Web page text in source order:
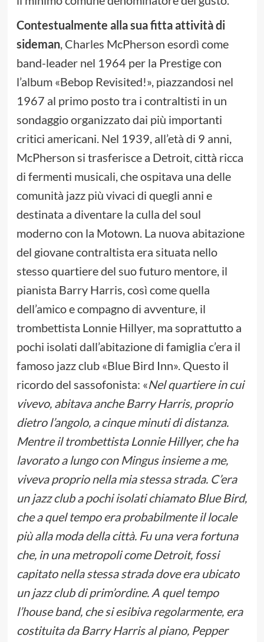
Contestualmente alla sua fitta attività di
sideman, Charles McPherson esordì come
band-leader nel 1964 per la Prestige con
l’album «Bebop Revisited!», piazzandosi nel
1967 al primo posto tra i contraltisti in un
sondaggio organizzato dai più importanti
critici americani. Nel 1939, all’età di 9 anni,
McPherson si trasferisce a Detroit, città ricca
di fermenti musicali, che ospitava una delle
comunità jazz più vivaci di quegli anni e
destinata a diventare la culla del soul
moderno con la Motown. La nuova abitazione
del giovane contraltista era situata nello
stesso quartiere del suo futuro mentore, il
pianista Barry Harris, così come quella
dell’amico e compagno di avventure, il
trombettista Lonnie Hillyer, ma soprattutto a
pochi isolati dall’abitazione di famiglia c’era il
famoso jazz club «Blue Bird Inn». Questo il
ricordo del sassofonista: «Nel quartiere in cui
vivevo, abitava anche Barry Harris, proprio
dietro l’angolo, a cinque minuti di distanza.
Mentre il trombettista Lonnie Hillyer, che ha
lavorato a lungo con Mingus insieme a me,
viveva proprio nella mia stessa strada. C’era
un jazz club a pochi isolati chiamato Blue Bird,
che a quel tempo era probabilmente il locale
più alla moda della città. Fu una vera fortuna
che, in una metropoli come Detroit, fossi
capitato nella stessa strada dove era ubicato
un jazz club di prim’ordine. A quel tempo
l’house band, che si esibiva regolarmente, era
costituita da Barry Harris al piano, Pepper